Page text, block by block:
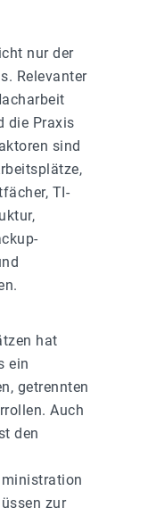
nur der
Relevanter
die Praxis
sind
TI-
hat
ein
getrennten
Auch
den
zur